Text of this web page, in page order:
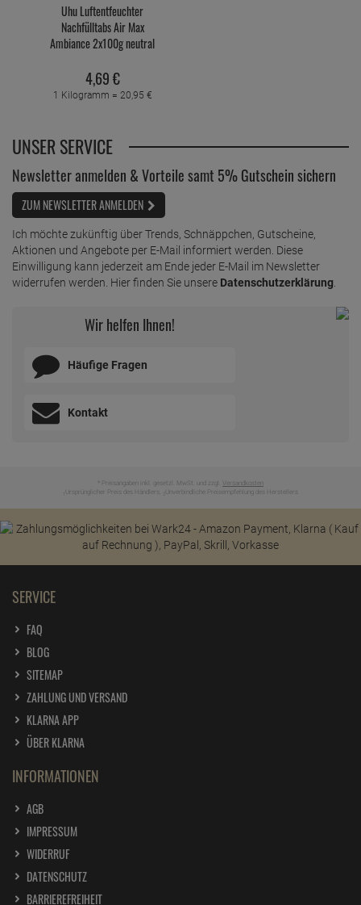
Uhu Luftentfeuchter
Nachfülltabs Air Max
Ambiance 2x100g neutral
4,69€
1 Kilogramm = 20,95 €
UNSER SERVICE
Newsletter anmelden & Vorteile samt 5% Gutschein sichern
ZUM NEWSLETTER ANMELDEN
Ich möchte zukünftig über Trends, Schnäppchen, Gutscheine,
Aktionen und Angebote per E-Mail informiert werden. Diese
Einwilligung kann jederzeit am Ende jeder E-Mail im Newsletter
widerrufen werden. Hier finden Sie unsere Datenschutzerklärung
Wir helfen Ihnen!
Häufige Fragen
Kontakt
* Preisangaben inkl. gesetzl. MwSt. und zzgl. Versandkosten
Ursprünglicher Preis des Händlers, Unverbindliche Preisempfehlung des Herstellers
SERVICE
FAQ
BLOG
SITEMAP
ZAHLUNG UND VERSAND
KLARNA APP
ÜBER KLARNA
INFORMATIONEN
AGB
IMPRESSUM
WIDERRUF
DATENSCHUTZ
BARRIEREFREIHEIT